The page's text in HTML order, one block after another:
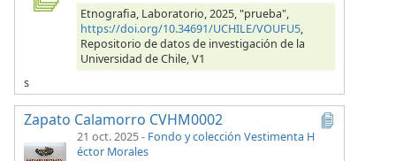
Etnografia, Laboratorio, 2025, "prueba",
https://doi.org/10.34691/UCHILE/VOUFU5,
Repositorio de datos de investigación de la
Universidad de Chile, V1
s
Zapato Calamorro CVHM0002
21 oct. 2025- Fondo y colección Vestimenta H
éctor Morales